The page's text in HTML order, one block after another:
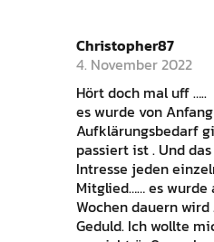
Christopher87
4. November 2022
Hört doch mal uff …..
es wurde von
Aufklärungsbedarf
passiert ist . Und
Intresse jeden
Mitglied…… es wurde
Wochen dauern wird
Geduld. Ich wollte